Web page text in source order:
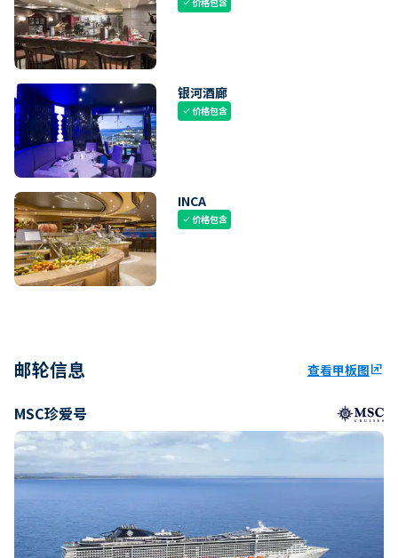
check
银河酒廊
check价格包含
INCA
check价格包含
邮轮信息 查看甲板图ungroup
MSC珍爱号